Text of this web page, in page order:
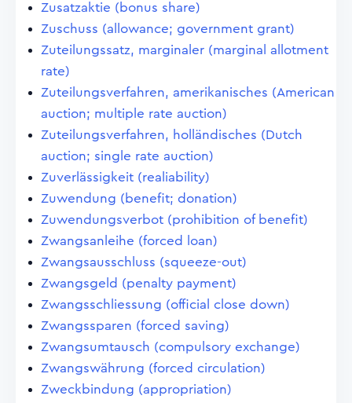
Zusatzaktie (bonus share)
Zuschuss (allowance; government grant)
Zuteilungssatz, marginaler (marginal allotment
rate)
Zuteilungsverfahren, amerikanisches (American
auction; multiple rate auction)
Zuteilungsverfahren, holländisches (Dutch
auction; single rate auction)
Zuverlässigkeit (realiability)
Zuwendung (benefit; donation)
Zuwendungsverbot (prohibition of benefit)
Zwangsanleihe (forced loan)
Zwangsausschluss (squeeze-out)
Zwangsgeld (penalty payment)
Zwangsschliessung (official close down)
Zwangssparen (forced saving)
Zwangsumtausch (compulsory exchange)
Zwangswährung (forced circulation)
Zweckbindung (appropriation)